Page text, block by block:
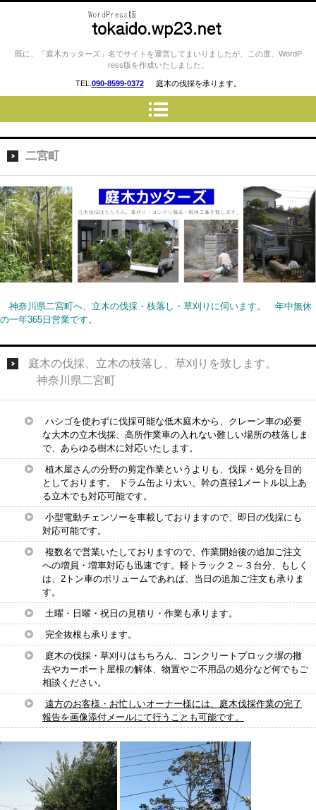
庭木カッターズ / 立木の伐採、草
刈り、コンクリート・ウッドデ
ッキの撤去、物置・プレハブ・
車庫・カーポートの解体 etc…
を承ります。 平塚市・厚木
既に、「庭木カッターズ」名でサイトを運営してまいりましたが、この度、WordP
ress版を作成いたしました。
TEL. 090-8599-0372 庭木の伐採を承ります。
二宮町
神奈川県二宮町へ、立木の伐採・枝落し・草刈りに伺います。 年中無休
の一年365日営業です。
庭木の伐採、立木の枝落し、草刈りを致します。
神奈川県二宮町
ハシゴを使わずに伐採可能な低木庭木から、クレーン車の必要
な大木の立木伐採、高所作業車の入れない難しい場所の枝落しま
で、あらゆる樹木に対応いたします。
植木屋さんの分野の剪定作業というよりも、伐採・処分を目的
としております。 ドラム缶より太い、幹の直径1メートル以上あ
る立木でも対応可能です。
小型電動チェンソーを車載しておりますので、即日の伐採にも
対応可能です。
複数名で営業いたしておりますので、作業開始後の追加ご注文
への増員・増車対応も迅速です。軽トラック２～３台分、もしく
は、2トン車のボリュームであれば、当日の追加ご注文も承りま
す。
土曜・日曜・祝日の見積り・作業も承ります。
完全抜根も承ります。
庭木の伐採・草刈りはもちろん、コンクリートブロック塀の撤
去やカーポート屋根の解体、物置やご不用品の処分など何でもご
相談ください。
遠方のお客様・お忙しいオーナー様には、庭木伐採作業の完了
報告を画像添付メールにて行うことも可能です。